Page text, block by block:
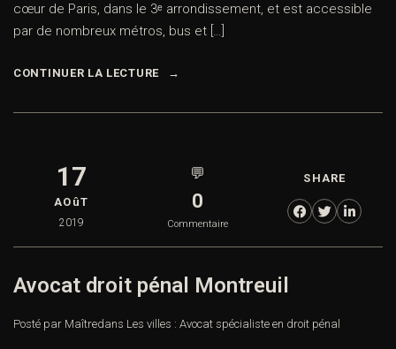
cœur de Paris, dans le 3ᵉ arrondissement, et est accessible
par de nombreux métros, bus et […]
CONTINUER LA LECTURE
17
AOûT
2019
💬
0
Commentaire
SHARE
Avocat droit pénal Montreuil
Posté par Maîtredans Les villes : Avocat spécialiste en droit pénal